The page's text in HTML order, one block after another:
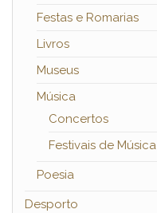
Festas e Romarias
Livros
Museus
Música
Concertos
Festivais de Música
Poesia
Desporto